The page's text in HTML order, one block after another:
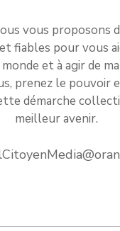
vous proposons
fiables pour vous
et à agir de
prenez le pouvoir
démarche
meilleur avenir.